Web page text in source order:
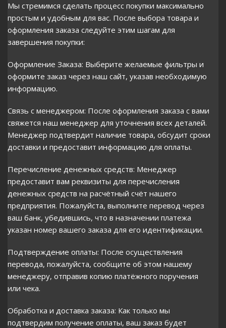
Мы стремимся сделать процесс покупки максимально
простым и удобным для вас. После выбора товара и
оформления заказа следуйте этим шагам для
завершения покупки:
Оформление Заказа: Выберите желаемые фильтры и
оформите заказ через наш сайт, указав необходимую
информацию.
Связь с менеджером: После оформления заказа с вами
свяжется наш менеджер для уточнения всех деталей.
Менеджер подтвердит наличие товара, обсудит сроки
доставки и предоставит информацию для оплаты.
Перечисление денежных средств: Менеджер
предоставит вам реквизиты для перечисления
денежных средств на расчётный счёт нашего
предприятия. Пожалуйста, выполните перевод через
ваш банк, убедившись, что в назначении платежа
указан номер вашего заказа для его идентификации.
Подтверждение оплаты: После осуществления
перевода, пожалуйста, сообщите об этом нашему
менеджеру, отправив копию платёжного поручения
или чека.
Обработка и доставка заказа: Как только мы
подтвердим получение оплаты, ваш заказ будет